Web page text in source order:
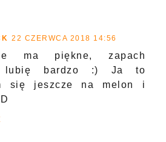
22 CZERWCA 2018 14:56
ma piękne, zapach
lubię bardzo :) Ja to
się jeszcze na melon i